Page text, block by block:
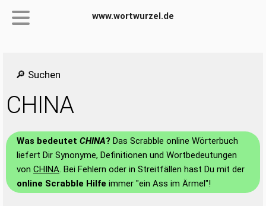
www.wortwurzel.de
🔎 Suchen
CHINA
Was bedeutet CHINA? Das Scrabble online Wörterbuch
liefert Dir Synonyme, Definitionen und Wortbedeutungen
von CHINA. Bei Fehlern oder in Streitfällen hast Du mit der
online Scrabble Hilfe immer "ein Ass im Ärmel"!